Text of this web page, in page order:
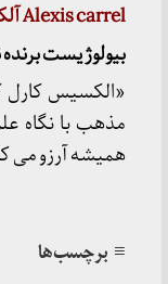
Alexis carrel آلکسیس کارل ( ۱۸۷۳-۱۹۴۴)
بیولوژیست
«الکسیس کارل
مذهب با نگاه
همیشه آرزو می
≡ برچسب‌ها